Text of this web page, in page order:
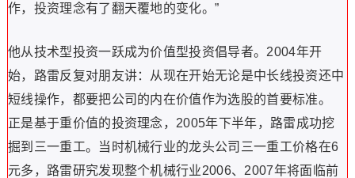
作，投资理念有了翻天覆地的变化。”
他从技术型投资一跃成为价值型投资倡导者。2004年开
始，路雷反复对朋友讲：从现在开始无论是中长线投资还中
短线操作，都要把公司的内在价值作为选股的首要标准。
正是基于重价值的投资理念，2005年下半年，路雷成功挖
掘到三一重工。当时机械行业的龙头公司三一重工价格在6
元多，路雷研究发现整个机械行业2006、2007年将面临前